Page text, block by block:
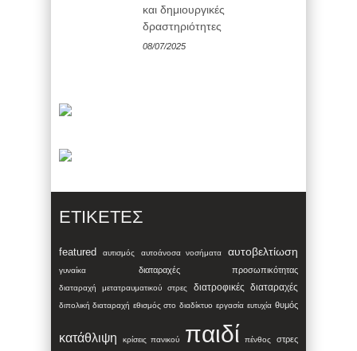
και δημιουργικές
δραστηριότητες
08/07/2025
ΕΤΙΚΈΤΕΣ
featured αυτισμός αυτοάνοσα νοσήματα αυτοβελτίωση
γυναίκα διαταραχές προσωπικότητας
διαταραχή μετατραυματικού στρες διατροφικές διαταραχές
διπολική διαταραχή εθισμός στο διαδίκτυο εργασία ευτυχία θυμός
κατάθλιψη κρίσεις πανικού παιδί πένθος στρες